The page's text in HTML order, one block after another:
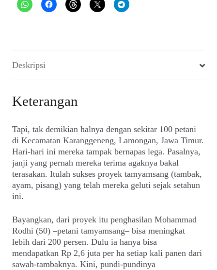
1997)
Deskripsi
Keterangan
Tapi, tak demikian halnya dengan sekitar 100 petani
di Kecamatan Karanggeneng, Lamongan, Jawa Timur.
Hari-hari ini mereka tampak bernapas lega. Pasalnya,
janji yang pernah mereka terima agaknya bakal
terasakan. Itulah sukses proyek tamyamsang (tambak,
ayam, pisang) yang telah mereka geluti sejak setahun
ini.
Bayangkan, dari proyek itu penghasilan Mohammad
Rodhi (50) –petani tamyamsang– bisa meningkat
lebih dari 200 persen. Dulu ia hanya bisa
mendapatkan Rp 2,6 juta per ha setiap kali panen dari
sawah-tambaknya. Kini, pundi-pundinya